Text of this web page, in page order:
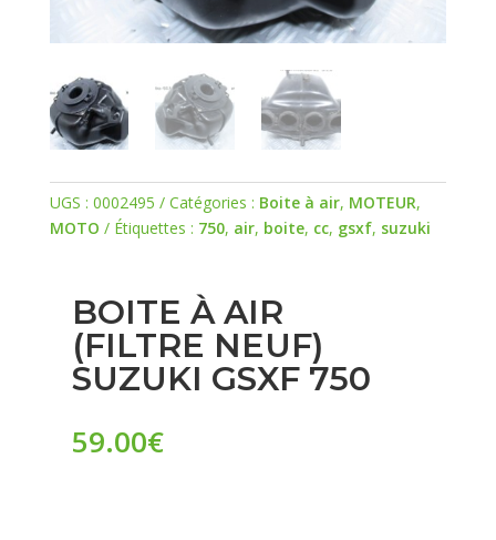
UGS : 0002495 Catégories : Boite à air, MOTEUR,
MOTO
Étiquettes : 750, air, boite, cc, gsxf, suzuki
BOITE À AIR
(FILTRE NEUF)
SUZUKI GSXF 750
59.00€